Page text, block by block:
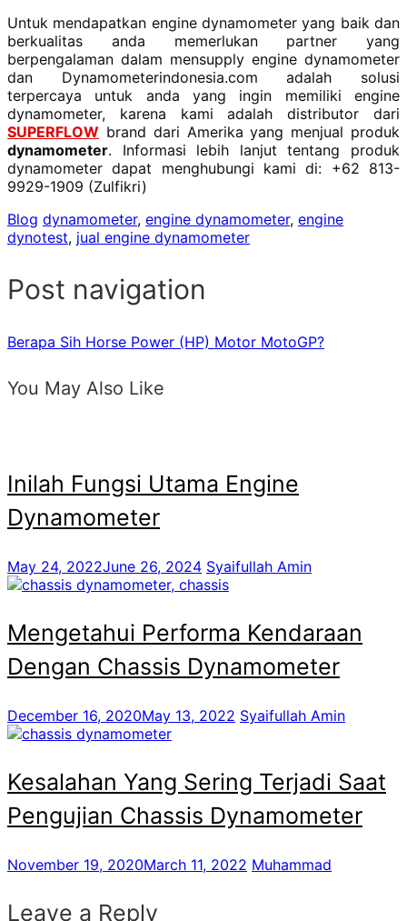
Untuk mendapatkan engine dynamometer yang baik dan
berkualitas anda memerlukan partner yang
berpengalaman dalam mensupply engine dynamometer
dan Dynamometerindonesia.com adalah solusi
terpercaya untuk anda yang ingin memiliki engine
dynamometer, karena kami adalah distributor dari
SUPERFLOW brand dari Amerika yang menjual produk
dynamometer. Informasi lebih lanjut tentang produk
dynamometer dapat menghubungi kami di: +62 813-
9929-1909 (Zulfikri)
Blog dynamometer, engine dynamometer, engine
dynotest, jual engine dynamometer
Post navigation
Berapa Sih Horse Power (HP) Motor MotoGP?
You May Also Like
Inilah Fungsi Utama Engine
Dynamometer
May 24, 2022June 26, 2024 Syaifullah Amin
Mengetahui Performa Kendaraan
Dengan Chassis Dynamometer
December 16, 2020May 13, 2022 Syaifullah Amin
Kesalahan Yang Sering Terjadi Saat
Pengujian Chassis Dynamometer
November 19, 2020March 11, 2022 Muhammad
Leave a Reply